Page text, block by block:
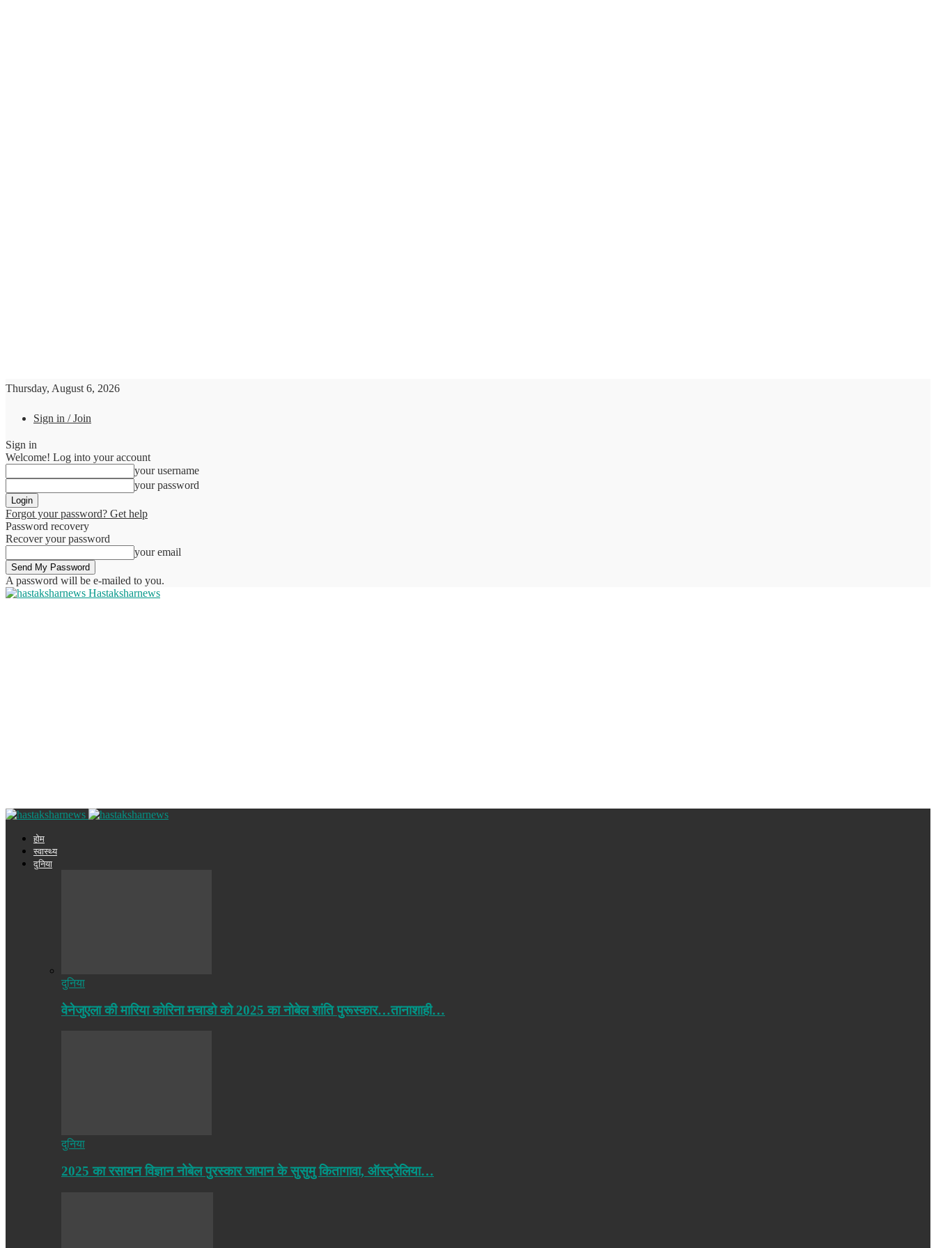
Thursday, August 6, 2026
Sign in / Join
Sign in
Welcome! Log into your account
your username
your password
Forgot your password? Get help
Password recovery
Recover your password
your email
A password will be e-mailed to you.
Hastaksharnews
होम
स्वास्थ्य
दुनिया
दुनिया
वेनेजुएला की मारिया कोरिना मचाडो को 2025 का नोबेल शांति पुरूस्कार…तानाशाही…
दुनिया
2025 का रसायन विज्ञान नोबेल पुरस्कार जापान के सुसुमु कितागावा, ऑस्ट्रेलिया…